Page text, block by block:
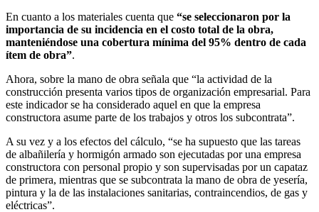
En cuanto a los materiales cuenta que “se seleccionaron por la
importancia de su incidencia en el costo total de la obra,
manteniéndose una cobertura mínima del 95% dentro de cada
ítem de obra”.
Ahora, sobre la mano de obra señala que “la actividad de la
construcción presenta varios tipos de organización empresarial. Para
este indicador se ha considerado aquel en que la empresa
constructora asume parte de los trabajos y otros los subcontrata”.
A su vez y a los efectos del cálculo, “se ha supuesto que las tareas
de albañilería y hormigón armado son ejecutadas por una empresa
constructora con personal propio y son supervisadas por un capataz
de primera, mientras que se subcontrata la mano de obra de yesería,
pintura y la de las instalaciones sanitarias, contraincendios, de gas y
eléctricas”.